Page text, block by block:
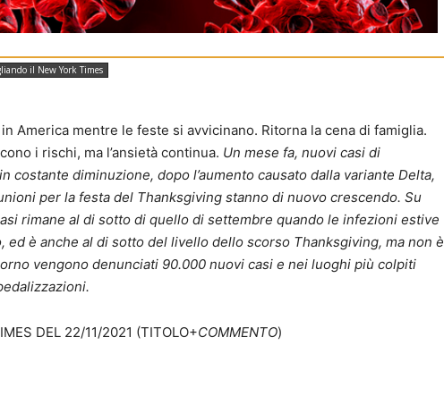
il New York Times
America mentre le feste si avvicinano. Ritorna la cena di famiglia.
i rischi, ma l’ansietà continua. Un mese fa, nuovi casi di
costante diminuzione, dopo l’aumento causato dalla variante Delta,
per la festa del Thanksgiving stanno di nuovo crescendo. Su
rimane al di sotto di quello di settembre quando le infezioni estive
ed è anche al di sotto del livello dello scorso Thanksgiving, ma non è
vengono denunciati 90.000 nuovi casi e nei luoghi più colpiti
DEL 22/11/2021 (TITOLO+COMMENTO)